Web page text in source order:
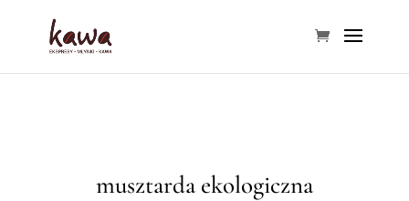
musztarda ekologiczna